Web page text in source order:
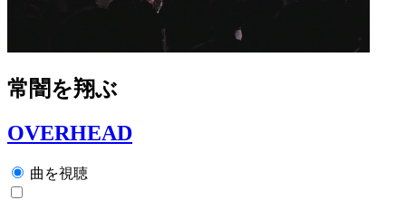
常闇を翔ぶ
OVERHEAD
曲を視聴